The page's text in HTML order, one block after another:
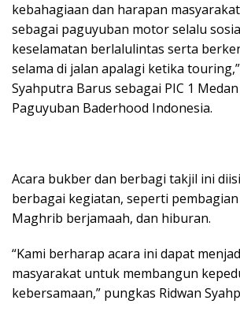
kebahagiaan dan harapan
sebagai paguyuban motor selalu
keselamatan berlalulintas serta
selama di jalan apalagi ketika
Syahputra Barus sebagai PIC 1
Paguyuban Baderhood Indonesia.
Acara bukber dan berbagi takjil ini
berbagai kegiatan, seperti
Maghrib berjamaah, dan hiburan.
“Kami berharap acara ini dapat
masyarakat untuk membangun
kebersamaan,” pungkas Ridwan